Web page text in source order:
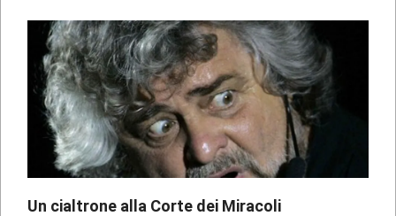
Un cialtrone alla Corte dei Miracoli